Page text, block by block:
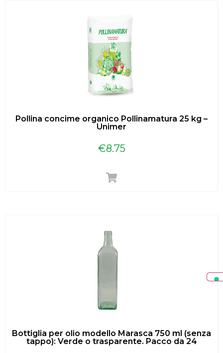
Pollina concime organico Pollinamatura 25 kg –
Unimer
€8.75
Bottiglia per olio modello Marasca 750 ml (senza
tappo): Verde o trasparente. Pacco da 24